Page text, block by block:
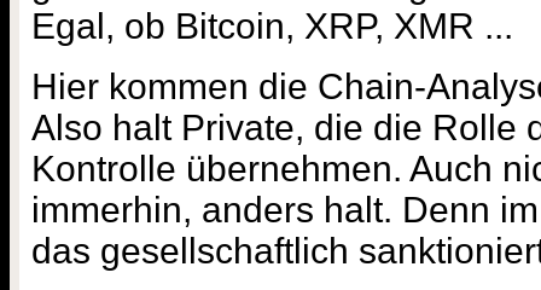
Egal, ob Bitcoin, XRP, XMR ...
Hier kommen die Chain-
Also halt Private, die die Rolle
Kontrolle übernehmen. Auch
immerhin, anders halt. Denn
das gesellschaftlich